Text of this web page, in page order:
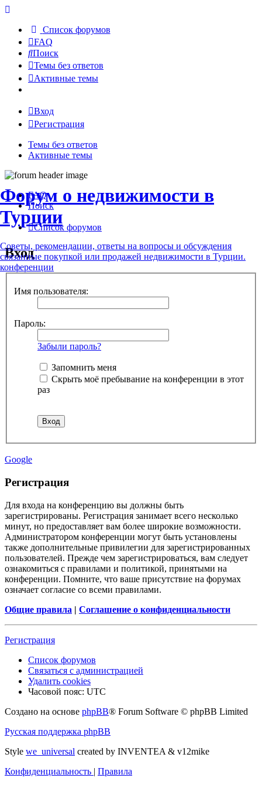
Список форумов
FAQ
Поиск
Темы без ответов
Активные темы
Вход
Регистрация
Темы без ответов
Активные темы
Форум о недвижимости в
Турции
Советы, рекомендации, ответы на вопросы и обсуждения
связанные покупкой или продажей недвижимости в Турции.
конференции
FAQ
Поиск
Список форумов
Вход
Имя пользователя:
Пароль:
Забыли пароль?
Запомнить меня
Скрыть моё пребывание на конференции в этот
раз
Google
Регистрация
Для входа на конференцию вы должны быть
зарегистрированы. Регистрация занимает всего несколько
минут, но предоставляет вам более широкие возможности.
Администратором конференции могут быть установлены
также дополнительные привилегии для зарегистрированных
пользователей. Прежде чем зарегистрироваться, вам следует
ознакомиться с правилами и политикой, принятыми на
конференции. Помните, что ваше присутствие на форумах
означает согласие со всеми правилами.
Общие правила | Соглашение о конфиденциальности
Регистрация
Список форумов
Связаться с администрацией
Удалить cookies
Часовой пояс: UTC
Создано на основе phpBB® Forum Software © phpBB Limited
Русская поддержка phpBB
Style we_universal created by INVENTEA & v12mike
Конфиденциальность | Правила